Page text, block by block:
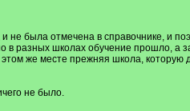
была отмечена в справочнике, и
в разных школах обучение прошло, а
же месте прежняя школа, которую
не было.